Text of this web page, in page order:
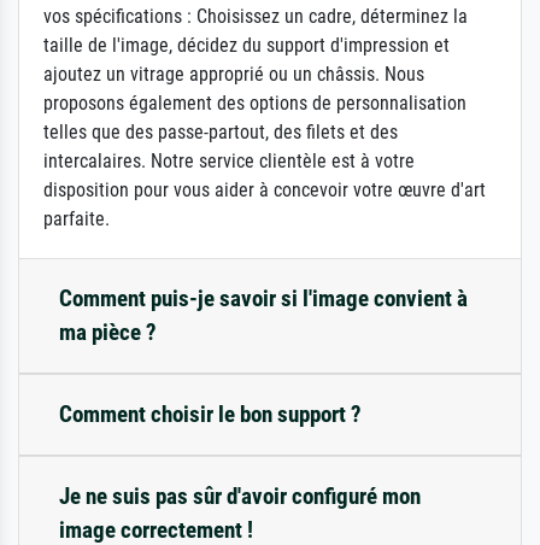
vos spécifications : Choisissez un cadre, déterminez la
taille de l'image, décidez du support d'impression et
ajoutez un vitrage approprié ou un châssis. Nous
proposons également des options de personnalisation
telles que des passe-partout, des filets et des
intercalaires. Notre service clientèle est à votre
disposition pour vous aider à concevoir votre œuvre d'art
parfaite.
Comment puis-je savoir si l'image convient à
ma pièce ?
Comment choisir le bon support ?
Je ne suis pas sûr d'avoir configuré mon
image correctement !